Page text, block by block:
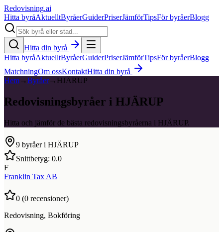
Redovisning.ai
Hitta byråAktuelltByråerGuiderPriserJämförTipsFör byråerBlogg
Hitta din byrå
Hitta byråAktuelltByråerGuiderPriserJämförTipsFör byråerBlogg
MatchningOm ossKontaktHitta din byrå
Hem→Byråer→ HJÄRUP
Redovisningsbyråer i HJÄRUP
Hitta och jämför de bästa redovisningsbyråerna i HJÄRUP.
9 byråer i HJÄRUP
Snittbetyg: 0.0
F
Franklin Tax AB
0 (0 recensioner)
Redovisning, Bokföring